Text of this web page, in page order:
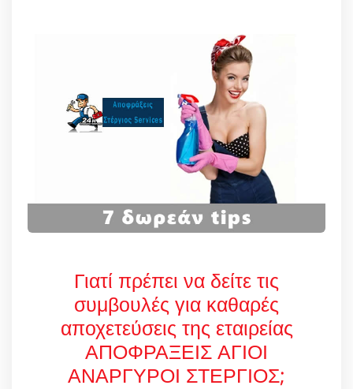
Γιατί πρέπει να δείτε τις
συμβουλές για καθαρές
αποχετεύσεις της εταιρείας
ΑΠΟΦΡΑΞΕΙΣ ΑΓΙΟΙ
ΑΝΑΡΓΥΡΟΙ ΣΤΕΡΓΙΟΣ;